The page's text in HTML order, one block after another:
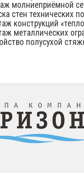
молниеприёмной
стен технических
конструкций
металлических
полусухой